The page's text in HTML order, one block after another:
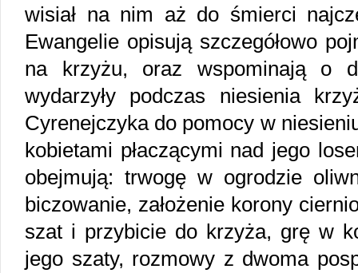
wisiał na nim aż do śmierci
Ewangelie opisują szczegółowo
na krzyżu, oraz wspominają o
wydarzyły podczas niesienia
Cyrenejczyka do pomocy w
kobietami płaczącymi nad jego
obejmują: trwogę w ogrodzie
biczowanie, założenie korony
szat i przybicie do krzyża, grę w
jego szaty, rozmowy z dwoma